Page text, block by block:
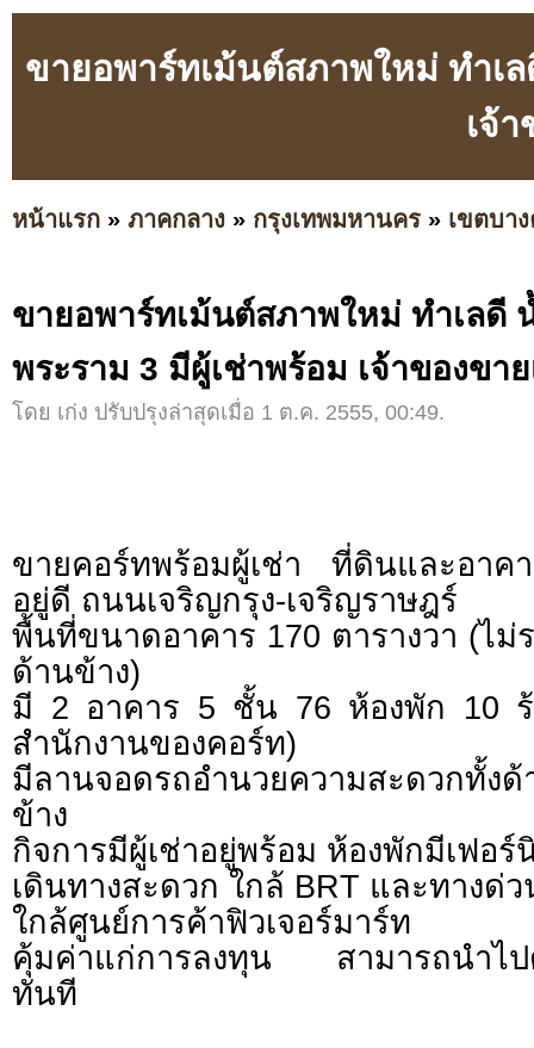
ขายอพาร์ทเม้นต์สภาพใหม่ ทำเ
เจ้
หน้าแรก » ภาคกลาง » กรุงเทพมหานคร » เขตบา
ขายอพาร์ทเม้นต์สภาพใหม่ ทำเลดี
พระราม 3 มีผู้เช่าพร้อม เจ้าของขาย
โดย เก่ง ปรับปรุงล่าสุดเมื่อ 1 ต.ค. 2555, 00:49.
ขายคอร์ทพร้อมผู้เช่า ที่ดินและอาค
อยู่ดี ถนนเจริญกรุง-เจริญราษฎร์
พื้นที่ขนาดอาคาร 170 ตารางวา (ไ
ด้านข้าง)
มี 2 อาคาร 5 ชั้น 76 ห้องพัก 10
สำนักงานของคอร์ท)
มีลานจอดรถอำนวยความสะดวกทั้ง
ข้าง
กิจการมีผู้เช่าอยู่พร้อม ห้องพักมีเฟอร์
เดินทางสะดวก ใกล้ BRT และทางด่ว
ใกล้ศูนย์การค้าฟิวเจอร์มาร์ท
คุ้มค่าแก่การลงทุน สามารถนำไป
ทันที